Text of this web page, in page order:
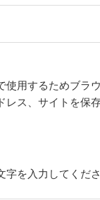
使用するためブラ
ス、サイトを保存
字を入力してくださ